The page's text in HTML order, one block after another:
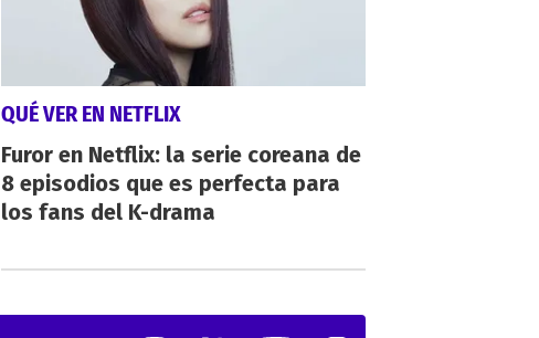
QUÉ VER EN NETFLIX
Furor en Netflix: la serie coreana de
8 episodios que es perfecta para
los fans del K-drama